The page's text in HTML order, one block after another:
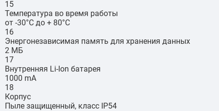
15
Температура во время работы
от -30°С до + 80°С
16
Энергонезависимая память для хранения данных
2 МБ
17
Внутренняя Li-Ion батарея
1000 mA
18
Корпус
Пыле защищенный, класс IP54